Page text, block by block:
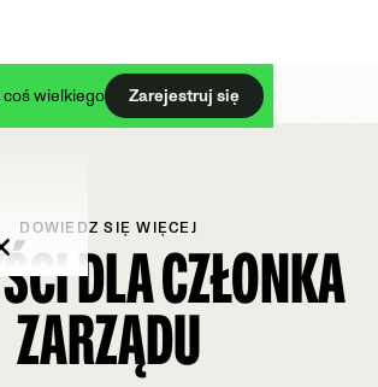
coś wielkiego Zarejestruj się
DOWIEDZ SIĘ WIĘCEJ
DLA CZŁONKA
ZARZĄDU